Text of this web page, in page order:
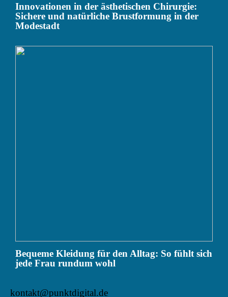
Innovationen in der ästhetischen Chirurgie:
Sichere und natürliche Brustformung in der
Modestadt
Bequeme Kleidung für den Alltag: So fühlt sich
jede Frau rundum wohl
kontakt@punktdigital.de